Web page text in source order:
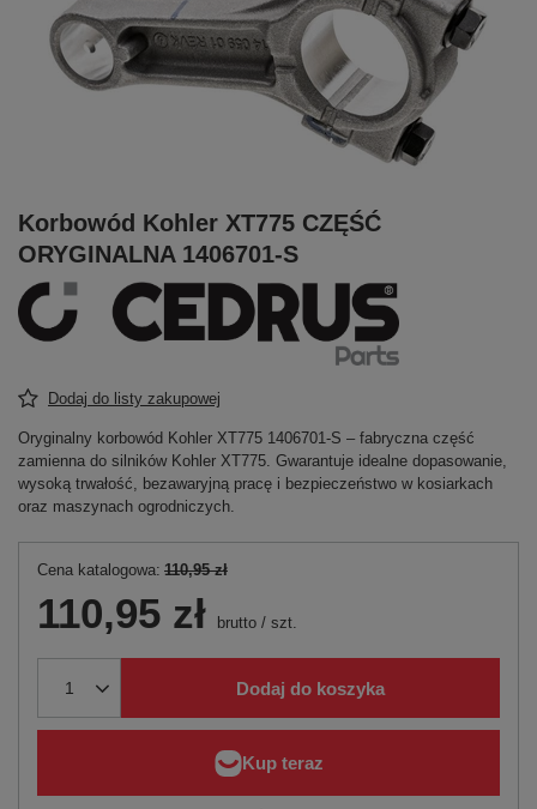
Korbowód Kohler XT775 CZĘŚĆ
ORYGINALNA 1406701-S
Dodaj do listy zakupowej
Oryginalny korbowód Kohler XT775 1406701-S – fabryczna część
zamienna do silników Kohler XT775. Gwarantuje idealne dopasowanie,
wysoką trwałość, bezawaryjną pracę i bezpieczeństwo w kosiarkach
oraz maszynach ogrodniczych.
Cena katalogowa: 110,95 zł
110,95 zł brutto / szt.
Dodaj do koszyka